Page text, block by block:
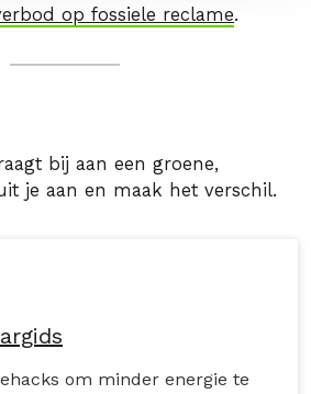
op fossiele reclame.
bij aan een groene,
je aan en maak het verschil.
om minder energie te